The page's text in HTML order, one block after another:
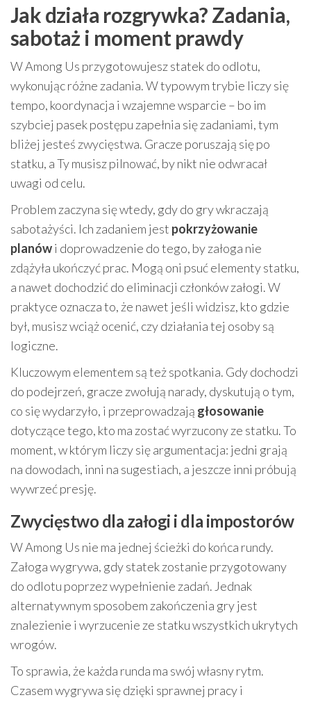
Jak działa rozgrywka? Zadania,
sabotaż i moment prawdy
W Among Us przygotowujesz statek do odlotu,
wykonując różne zadania. W typowym trybie liczy się
tempo, koordynacja i wzajemne wsparcie – bo im
szybciej pasek postępu zapełnia się zadaniami, tym
bliżej jesteś zwycięstwa. Gracze poruszają się po
statku, a Ty musisz pilnować, by nikt nie odwracał
uwagi od celu.
Problem zaczyna się wtedy, gdy do gry wkraczają
sabotażyści. Ich zadaniem jest pokrzyżowanie
planówi doprowadzenie do tego, by załoga nie
zdążyła ukończyć prac. Mogą oni psuć elementy statku,
a nawet dochodzić do eliminacji członków załogi. W
praktyce oznacza to, że nawet jeśli widzisz, kto gdzie
był, musisz wciąż ocenić, czy działania tej osoby są
logiczne.
Kluczowym elementem są też spotkania. Gdy dochodzi
do podejrzeń, gracze zwołują narady, dyskutują o tym,
co się wydarzyło, i przeprowadzają głosowanie
dotyczące tego, kto ma zostać wyrzucony ze statku. To
moment, w którym liczy się argumentacja: jedni grają
na dowodach, inni na sugestiach, a jeszcze inni próbują
wywrzeć presję.
Zwycięstwo dla załogi i dla impostorów
W Among Us nie ma jednej ścieżki do końca rundy.
Załoga wygrywa, gdy statek zostanie przygotowany
do odlotu poprzez wypełnienie zadań. Jednak
alternatywnym sposobem zakończenia gry jest
znalezienie i wyrzucenie ze statku wszystkich ukrytych
wrogów.
To sprawia, że każda runda ma swój własny rytm.
Czasem wygrywa się dzięki sprawnej pracy i